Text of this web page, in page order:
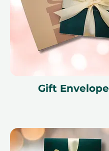
Gift Envelope